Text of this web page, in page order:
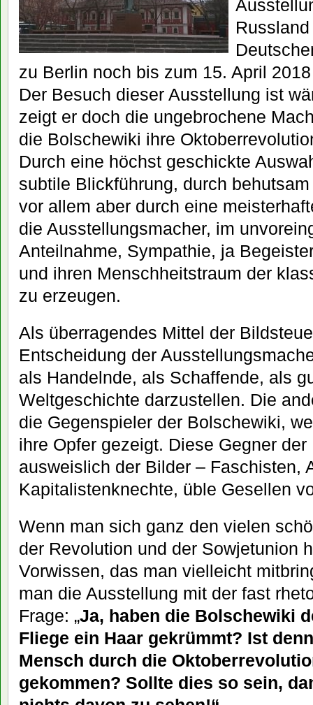
zu Berlin noch bis zum 15. April
Der Besuch dieser Ausstellung ist
zeigt er doch die ungebrochene
die Bolschewiki ihre
Durch eine höchst geschickte
subtile Blickführung, durch
vor allem aber durch eine
die Ausstellungsmacher, im
Anteilnahme, Sympathie, ja
und ihren Menschheitstraum der
zu erzeugen.
Als überragendes Mittel der
Entscheidung der
als Handelnde, als Schaffende, als
Weltgeschichte darzustellen. Die
die Gegenspieler der Bolschewiki,
ihre Opfer gezeigt. Diese Gegner
ausweislich der Bilder – Faschisten,
Kapitalistenknechte, üble Gesellen
Wenn man sich ganz den vielen
der Revolution und der Sowjetunion
Vorwissen, das man vielleicht
man die Ausstellung mit der fast
Frage: „Ja, haben die Bolschewiki
Fliege ein Haar gekrümmt? Ist
Mensch durch die
gekommen? Sollte dies so sein,